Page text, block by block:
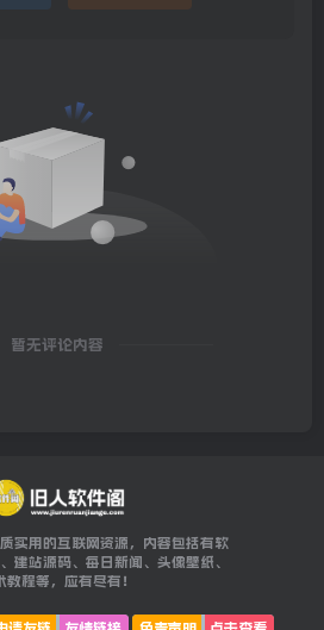
暂无评论内容
实用的互联网资源，内容包括有软
建站源码、每日新闻、头像壁纸、
教程等，应有尽有！